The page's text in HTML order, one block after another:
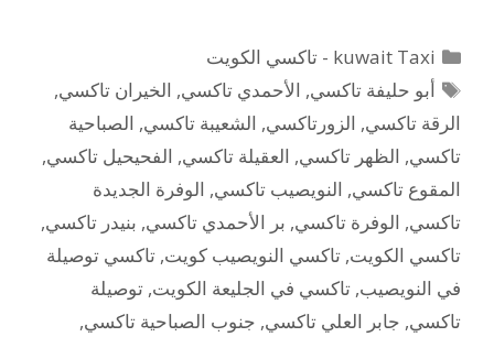
التصنيفات
kuwait Taxi - تاكسي الكويت
الوسوم
أبو حليفة تاكسي, الأحمدي تاكسي, الخيران تاكسي,
الرقة تاكسي, الزورتاكسي, الشعيبة تاكسي, الصباحية
تاكسي, الظهر تاكسي, العقيلة تاكسي, الفحيحيل تاكسي,
المقوع تاكسي, النويصيب تاكسي, الوفرة الجديدة
تاكسي, الوفرة تاكسي, بر الأحمدي تاكسي, بنيدر تاكسي,
تاكسي الكويت, تاكسي النويصيب كويت, تاكسي توصيلة
في النويصيب, تاكسي في الجليعة الكويت, توصيلة
تاكسي, جابر العلي تاكسي, جنوب الصباحية تاكسي,